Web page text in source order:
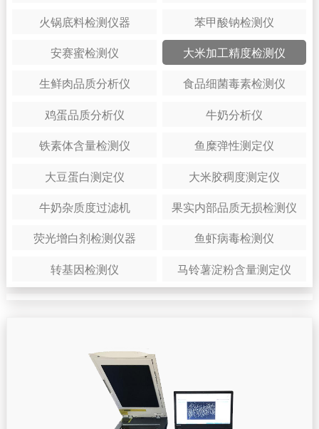
火锅底料检测仪器
苯甲酸钠检测仪
安赛蜜检测仪
大米加工精度检测仪
生鲜肉品质分析仪
食品细菌毒素检测仪
鸡蛋品质分析仪
牛奶分析仪
铁素体含量检测仪
鱼糜弹性测定仪
大豆蛋白测定仪
大米胶稠度测定仪
牛奶杂质度过滤机
果实内部品质无损检测仪
荧光增白剂检测仪器
鱼虾病毒检测仪
转基因检测仪
马铃薯淀粉含量测定仪